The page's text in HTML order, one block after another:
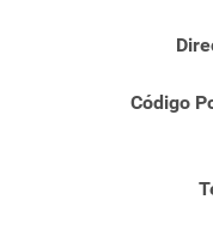
Código